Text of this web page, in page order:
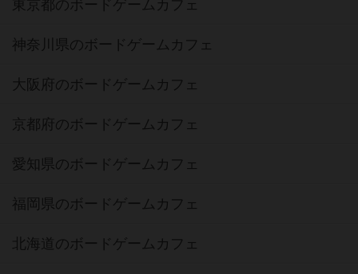
東京都のボードゲームカフェ
神奈川県のボードゲームカフェ
大阪府のボードゲームカフェ
京都府のボードゲームカフェ
愛知県のボードゲームカフェ
福岡県のボードゲームカフェ
北海道のボードゲームカフェ